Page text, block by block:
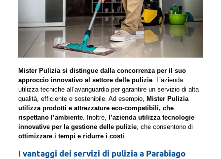
Mister Pulizia si distingue dalla concorrenza per il suo
approccio innovativo al settore delle pulizie. L’azienda
utilizza tecniche all’avanguardia per garantire un servizio di alta
qualità, efficiente e sostenibile. Ad esempio, Mister Pulizia
utilizza prodotti e attrezzature eco-compatibili, che
rispettano l’ambiente. Inoltre, l’azienda utilizza tecnologie
innovative per la gestione delle pulizie, che consentono di
ottimizzare i tempi e ridurre i costi.
I vantaggi dei servizi di pulizia a Parabiago